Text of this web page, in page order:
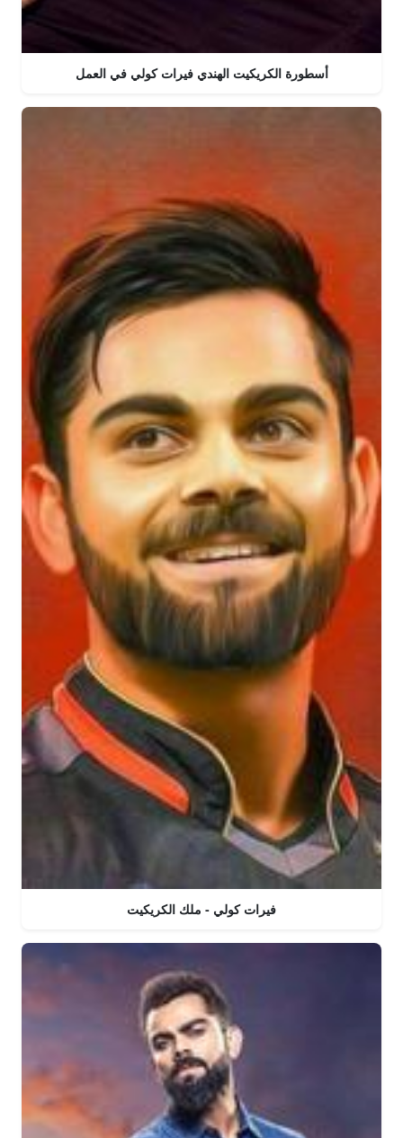
أسطورة الكريكيت الهندي فيرات كولي في العمل
فيرات كولي - ملك الكريكيت